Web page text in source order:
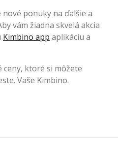
nové ponuky na ďalšie a
vám žiadna skvelá akcia
Kimbino app aplikáciu a
ceny, ktoré si môžete
Vaše Kimbino.